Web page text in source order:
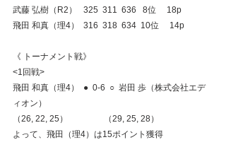
武藤 弘樹（R2）   325  311  636   8位     18p
飛田 和真（理4）  316  318  634  10位     14p
《 トーナメント戦》
<1回戦>
飛田 和真（理4）  ●  0-6  ○  岩田 歩（株式会社エデ
ィオン）
（26, 22, 25）                 （29, 25, 28）
よって、飛田（理4）は15ポイント獲得